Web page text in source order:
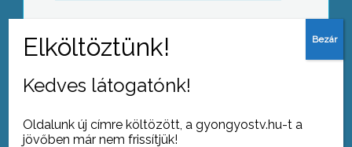
lehet Gyöngyös
Kedves látogatónk!
Oldalunk új címre költözött, a gyongyostv.hu-t a
jövőben már nem frissítjük!